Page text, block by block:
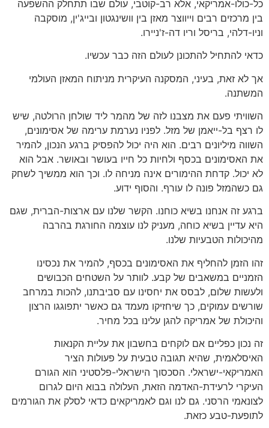
כל-כולו-אמריקאי, אלא רב-קוטבי, עולם שבו תתחלק ההשפעה
בין מרכזים רבים וייווצר מאזן בין וושינגטון ובייג'ין, מוסקבה
וניו-דלהי, בריסל וריו דה-ז'ניירו.
כדאי להתחיל להתכונן לעולם הזה כבר עכשיו.
אך לא זאת, בעיני, המסקנה העיקרית מניתוח המאזן העולמי
המשתנה.
השוויתי פעם את מצבנו לזה של מהמר ליד שולחן הרולטה, שיש
לו רצף בל-ייאמן של מזל. לפניו נערמת ערימה של אסימונים,
השווה מיליונים רבים. הוא היה יכול להפסיק ברגע הנכון, להמיר
את האסימונים בכסף ולחיות כל חייו בעושר ובאושר. אבל הוא
לא יכול. קדחת ההימורים אינה מניחה לו. וכך הוא ממשיך לשחק
גם כשהמזל פונה לו עורף. והסוף ידוע.
ברגע זה אנחנו בשיא כוחנו. הקשר שלנו עם ארצות-הברית, שגם
היא עדיין בשיא כוחה, מעניק לנו עוצמה החורגת בהרבה
מהיכולות הטבעיות שלנו.
זהו הזמן להחליף את האסימונים בכסף, להמיר את נכסינו
הזמניים במשאבים של קבע. לוותר על השטחים הכבושים
ולעשות שלום, לבסס את יחסינו עם סביבתנו, להכות במרחב
שורשים עמוקים, כך שיחזיקו מעמד גם כאשר יתפוגגו הרצון
והיכולת של אמריקה להגן עלינו בכל מחיר.
זה נכון כפליים אם לוקחים בחשבון את עליית הקנאות
האיסלאמית, שהיא תגובה טבעית על פעולות הציר
האמריקאי-ישראלי. הסכסוך הישראלי-פלסטיני הוא הגורם
העיקרי לרעידת-האדמה הזאת, העלולה בבוא היום לגרום
לצונאמי הרסני. גם לנו וגם לאמריקאים כדאי לסלק את הגורמים
לתופעת-טבע כזאת.